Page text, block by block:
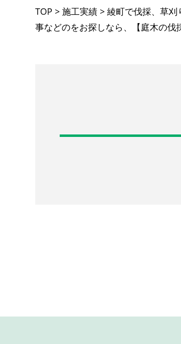
TOP > 施工実績 > 綾町で伐採、草
事などのをお探しなら、【庭木の